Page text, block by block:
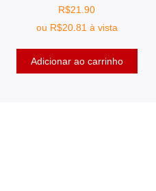
R$21.90
ou R$20.81 à vista
Adicionar ao carrinho